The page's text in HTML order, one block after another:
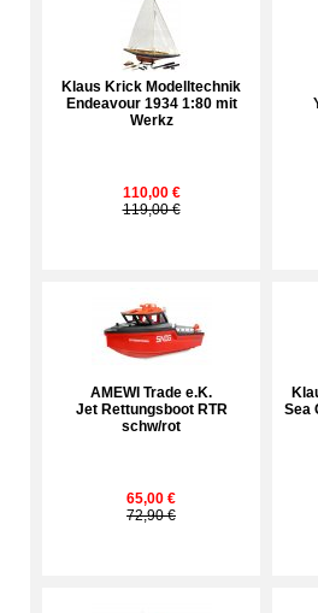
Klaus Krick Modelltechnik
Endeavour 1934 1:80 mit
Werkz
110,00 €
119,00 €
AMEWI Trade e.K.
Jet Rettungsboot RTR
schw/rot
65,00 €
72,90 €
Sea